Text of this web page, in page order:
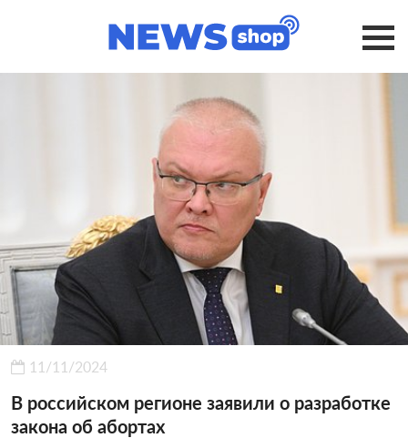
11/11/2024
В российском регионе заявили о разработке
закона об абортах